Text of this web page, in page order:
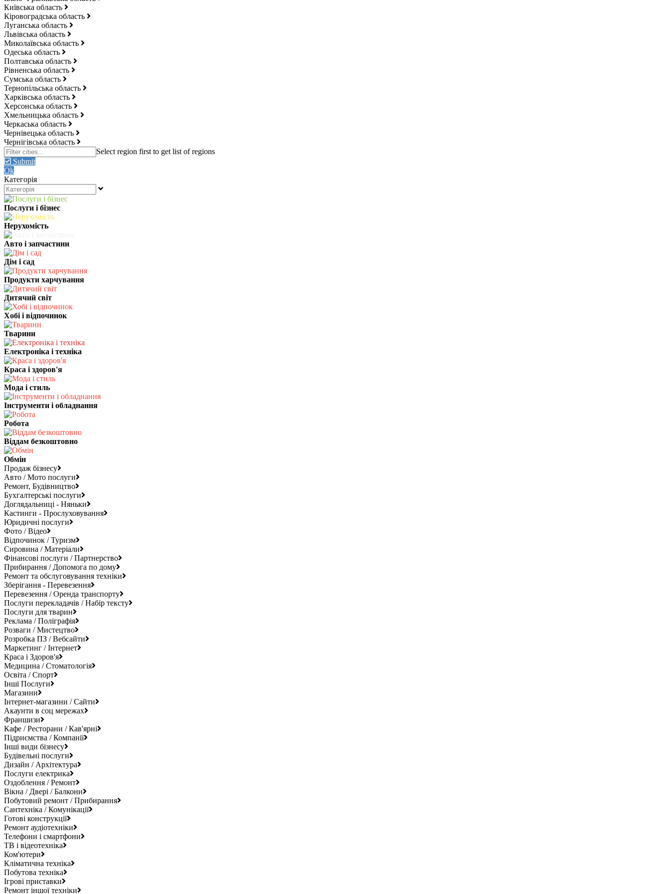
Київська область
Кіровоградська область
Луганська область
Львівська область
Миколаївська область
Одеська область
Полтавська область
Рівненська область
Сумська область
Тернопільська область
Харківська область
Херсонська область
Хмельницька область
Черкаська область
Чернівецька область
Чернігівська область
Submit
Ok
Категорія
Послуги і бізнес
Нерухомість
Авто і запчастини
Дім і сад
Продукти харчування
Дитячий світ
Хобі і відпочинок
Тварини
Електроніка і техніка
Краса і здоров'я
Мода і стиль
Інструменти і обладнання
Робота
Віддам безкоштовно
Обмін
Продаж бізнесу
Авто / Мото послуги
Ремонт, Будівництво
Бухгалтерські послуги
Доглядальниці - Няньки
Кастинги - Прослуховування
Юридичні послуги
Фото / Відео
Відпочинок / Туризм
Сировина / Матеріали
Фінансові послуги / Партнерство
Прибирання / Допомога по дому
Ремонт та обслуговування техніки
Зберігання - Перевезення
Перевезення / Оренда транспорту
Послуги перекладачів / Набір тексту
Послуги для тварин
Реклама / Поліграфія
Розваги / Мистецтво
Розробка ПЗ / Вебсайти
Маркетинг / Інтернет
Краса і Здоров'я
Медицина / Стоматологія
Освіта / Спорт
Інші Послуги
Магазини
Інтернет-магазини / Сайти
Акаунти в соц мережах
Франшизи
Кафе / Ресторани / Кав'ярні
Підриємства / Компанії
Інші види бізнесу
Будівельні послуги
Дизайн / Архітектура
Послуги електрика
Оздоблення / Ремонт
Вікна / Двері / Балкони
Побутовий ремонт / Прибирання
Сантехніка / Комунікації
Готові конструкції
Ремонт аудіотехніки
Телефони і смартфони
ТВ і відеотехніка
Ком'ютери
Кліматична техніка
Побутова техніка
Ігрові приставки
Ремонт іншої техніки